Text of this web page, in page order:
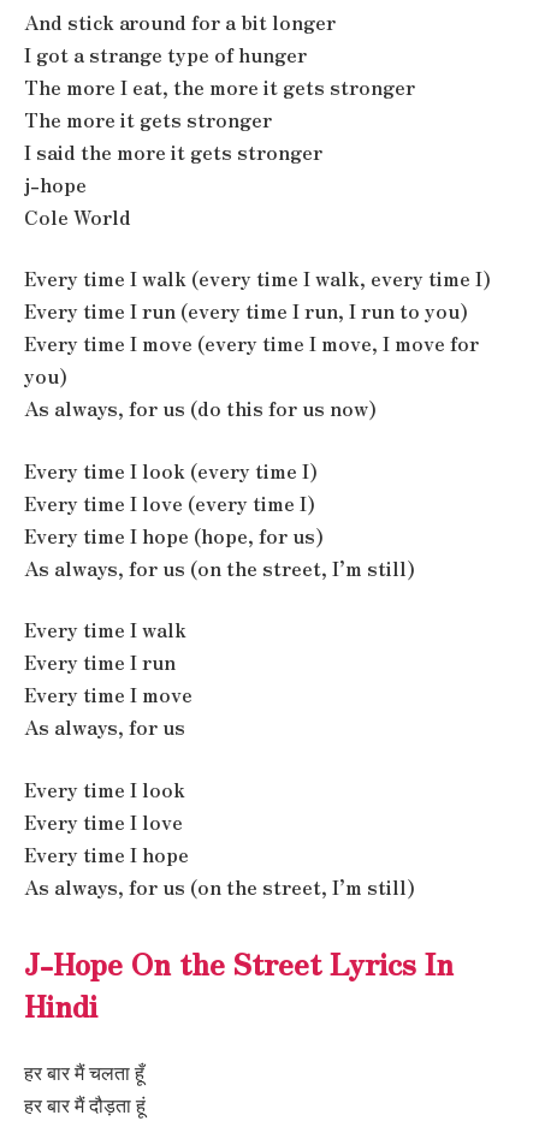
And stick around for a bit longer
I got a strange type of hunger
The more I eat, the more it gets stronger
The more it gets stronger
I said the more it gets stronger
j-hope
Cole World
Every time I walk (every time I walk, every time I)
Every time I run (every time I run, I run to you)
Every time I move (every time I move, I move for
you)
As always, for us (do this for us now)
Every time I look (every time I)
Every time I love (every time I)
Every time I hope (hope, for us)
As always, for us (on the street, I’m still)
Every time I walk
Every time I run
Every time I move
As always, for us
Every time I look
Every time I love
Every time I hope
As always, for us (on the street, I’m still)
J-Hope On the Street Lyrics In
Hindi
हर बार मैं चलता हूँ
हर बार मैं दौड़ता हूं